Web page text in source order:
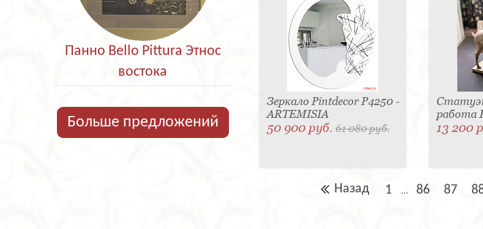
Панно Bello Pittura Этнос
востока
Больше предложений
Зеркало Pintdecor P4250 -
ARTEMISIA
50 900 руб.61 080 руб.
работа
13 200
Назад 1 ... 86 87